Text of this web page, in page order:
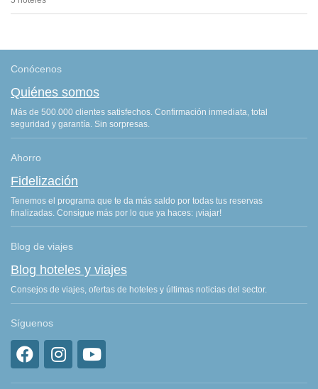
Conócenos
Quiénes somos
Más de 500.000 clientes satisfechos. Confirmación inmediata, total
seguridad y garantía. Sin sorpresas.
Ahorro
Fidelización
Tenemos el programa que te da más saldo por todas tus reservas
finalizadas. Consigue más por lo que ya haces: ¡viajar!
Blog de viajes
Blog hoteles y viajes
Consejos de viajes, ofertas de hoteles y últimas noticias del sector.
Síguenos